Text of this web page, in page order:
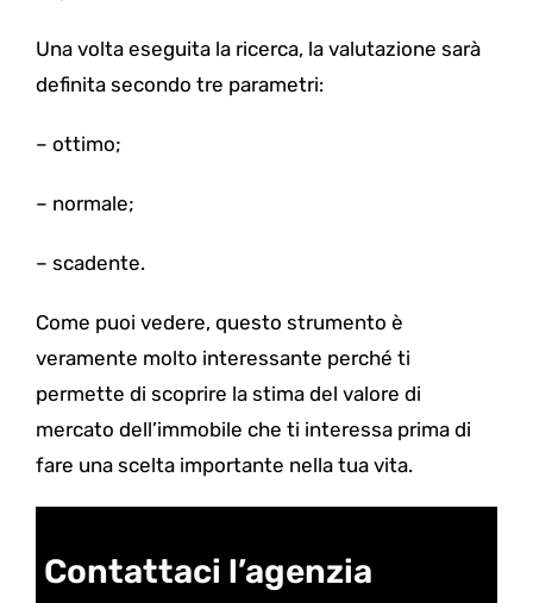
Una volta eseguita la ricerca, la valutazione sarà
definita secondo tre parametri:
– ottimo;
– normale;
– scadente.
Come puoi vedere, questo strumento è
veramente molto interessante perché ti
permette di scoprire la stima del valore di
mercato dell’immobile che ti interessa prima di
fare una scelta importante nella tua vita.
Contattaci l’agenzia